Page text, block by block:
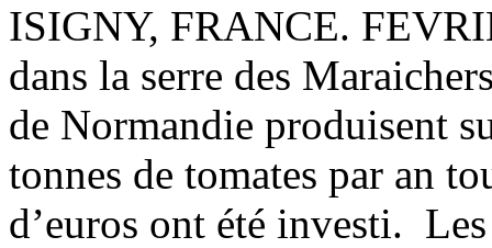
ISIGNY, FRANCE.
dans la serre des
de Normandie produisent
tonnes de tomates par an
d’euros ont été investi.